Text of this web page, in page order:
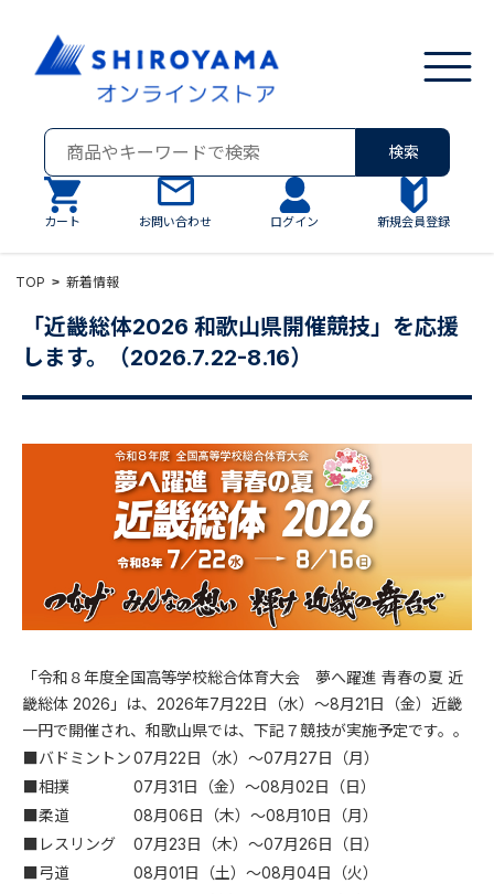
検索
カート お問い合わせ ログイン 新規会員登録
TOP 新着情報
「近畿総体2026 和歌山県開催競技」を応援
します。（2026.7.22-8.16）
「令和８年度全国高等学校総合体育大会 夢へ躍進 青春の夏 近
畿総体 2026」は、2026年7月22日（水）～8月21日（金）近畿
一円で開催され、和歌山県では、下記７競技が実施予定です。。
■バドミントン07月22日（水）～07月27日（月）
■相撲
07月31日（金）～08月02日（日）
■柔道
08月06日（木）～08月10日（月）
■レスリング
07月23日（木）～07月26日（日）
■弓道
08月01日（土）～08月04日（火）